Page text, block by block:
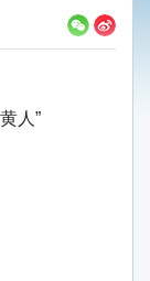
人”